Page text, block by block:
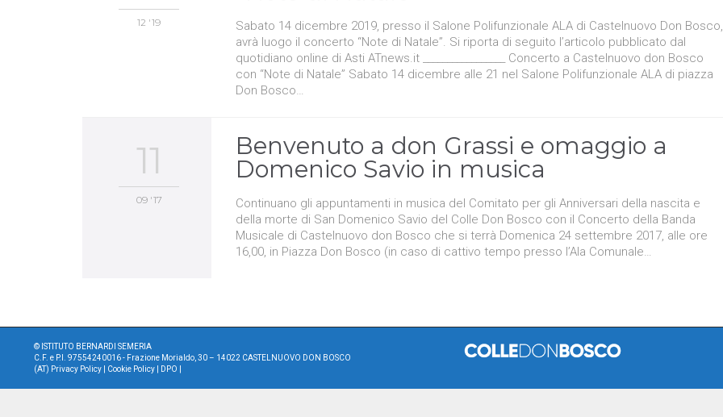
12 '19
Sabato 14 dicembre 2019, presso il Salone Polifunzionale ALA di Castelnuovo Don Bosco,
avrà luogo il concerto “Note di Natale”. Si riporta di seguito l’articolo pubblicato dal
quotidiano online di Asti ATnews.it _________________ Concerto a Castelnuovo don Bosco
con “Note di Natale” Sabato 14 dicembre alle 21 nel Salone Polifunzionale ALA di piazza
Don Bosco…
11
09 '17
Benvenuto a don Grassi e omaggio a
Domenico Savio in musica
Continuano gli appuntamenti in musica del Comitato per gli Anniversari della nascita e
della morte di San Domenico Savio del Colle Don Bosco con il Concerto della Banda
Musicale di Castelnuovo don Bosco che si terrà Domenica 24 settembre 2017, alle ore
16,00, in Piazza Don Bosco (in caso di cattivo tempo presso l’Ala Comunale…
© ISTITUTO BERNARDI SEMERIA
C.F. e P.I. 97554240016 - Frazione Morialdo, 30 – 14022 CASTELNUOVO DON BOSCO
(AT) Privacy Policy Cookie Policy DPO